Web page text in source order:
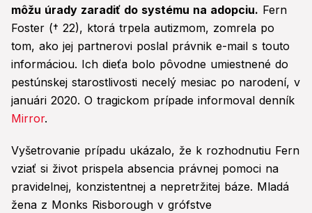
môžu úrady zaradiť do systému na adopciu. Fern
Foster († 22), ktorá trpela autizmom, zomrela po
tom, ako jej partnerovi poslal právnik e-mail s touto
informáciou. Ich dieťa bolo pôvodne umiestnené do
pestúnskej starostlivosti necelý mesiac po narodení, v
januári 2020. O tragickom prípade informoval denník
Mirror.
Vyšetrovanie prípadu ukázalo, že k rozhodnutiu Fern
vziať si život prispela absencia právnej pomoci na
pravidelnej, konzistentnej a nepretržitej báze. Mladá
žena z Monks Risborough v grófstve